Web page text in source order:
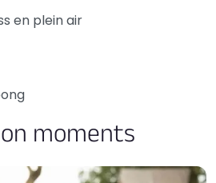
en plein air
moments